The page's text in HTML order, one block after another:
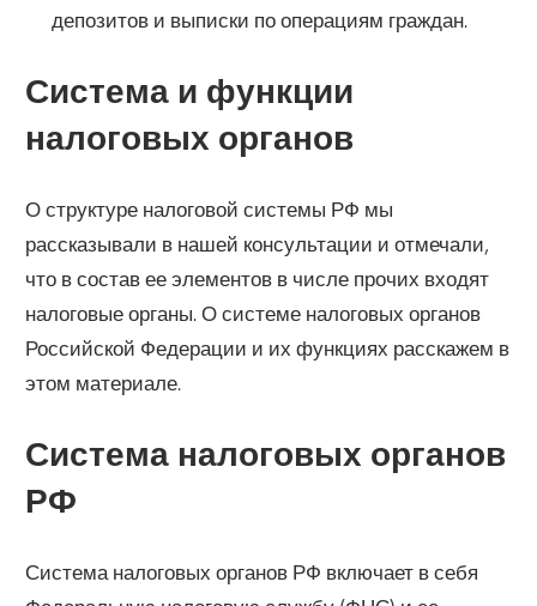
депозитов и выписки по операциям граждан.
Система и функции
налоговых органов
О структуре налоговой системы РФ мы
рассказывали в нашей консультации и отмечали,
что в состав ее элементов в числе прочих входят
налоговые органы. О системе налоговых органов
Российской Федерации и их функциях расскажем в
этом материале.
Система налоговых органов
РФ
Система налоговых органов РФ включает в себя